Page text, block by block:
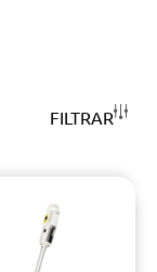
FILTRAR